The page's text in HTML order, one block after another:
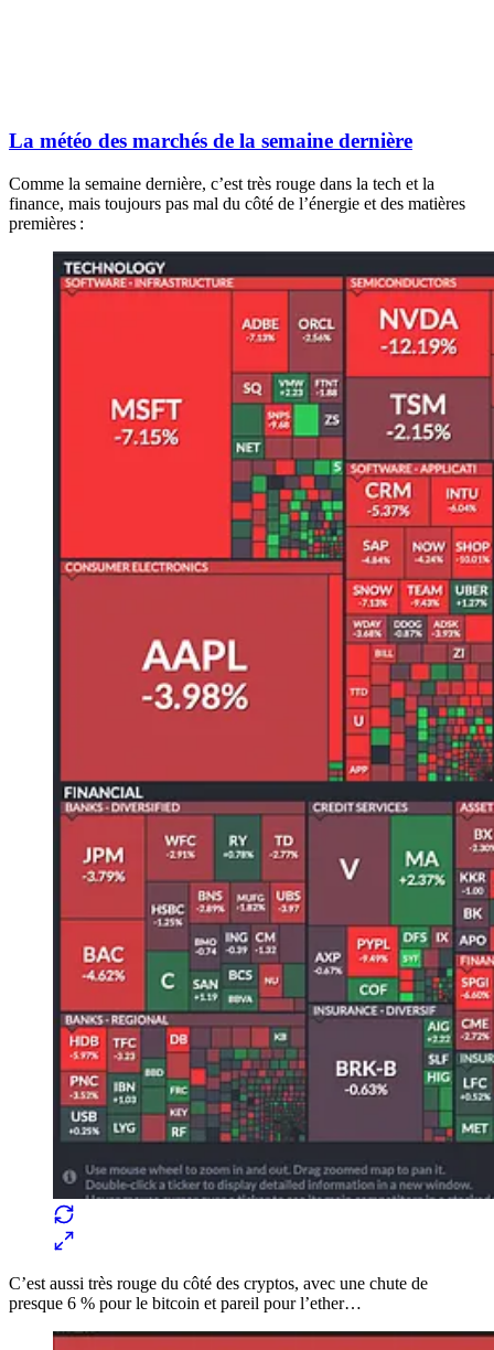
La météo des marchés de la semaine dernière
Comme la semaine dernière, c’est très rouge dans la tech et la
finance, mais toujours pas mal du côté de l’énergie et des matières
premières :
C’est aussi très rouge du côté des cryptos, avec une chute de
presque 6 % pour le bitcoin et pareil pour l’ether…